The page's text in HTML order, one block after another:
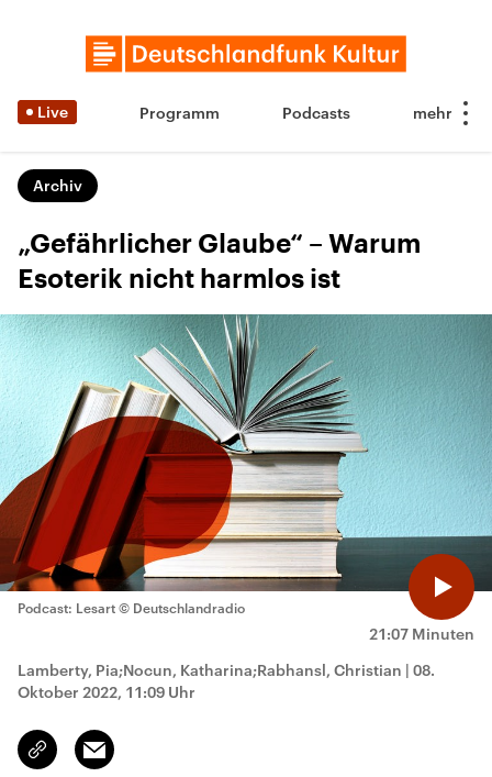
Live Programm Podcasts
Archiv
„Gefährlicher Glaube“ – Warum
Esoterik nicht harmlos ist
21:07 Minuten
Podcast: Lesart © Deutschlandradio
Lamberty, Pia;Nocun, Katharina;Rabhansl, Christian | 08.
Oktober 2022, 11:09 Uhr
Link
kopieren/teilen
Email